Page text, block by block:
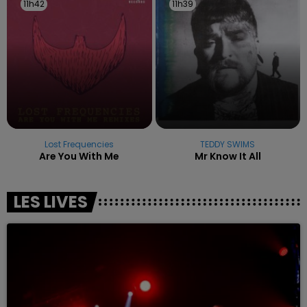
11h42
11h42
Lost Frequencies
Are You With Me
11h39
11h39
TEDDY SWIMS
Mr Know It All
LES LIVES